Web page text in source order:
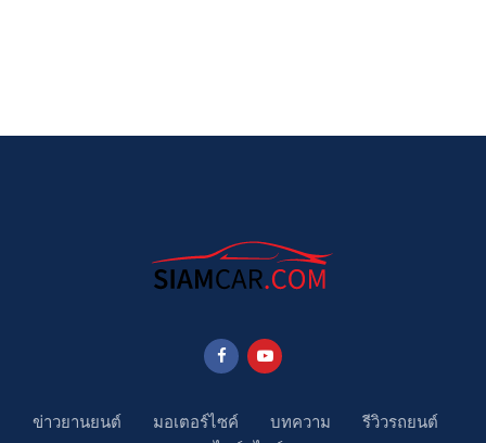
ข่าวยานยนต์ มอเตอร์ไซค์ บทความ
รีวิวรถยนต์